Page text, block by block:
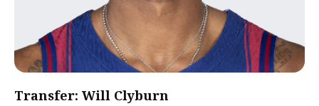
Transfer: Will Clyburn